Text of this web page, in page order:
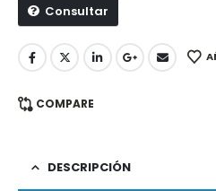
Consultar
COMPARE
DESCRIPCIÓN